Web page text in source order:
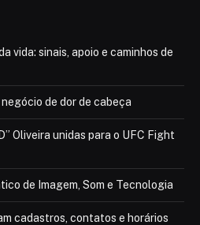
vida: sinais, apoio e caminhos de
de dor de cabeça
Oliveira unidas para o UFC Fight
de Imagem, Som e Tecnologia
cadastros, contatos e horários